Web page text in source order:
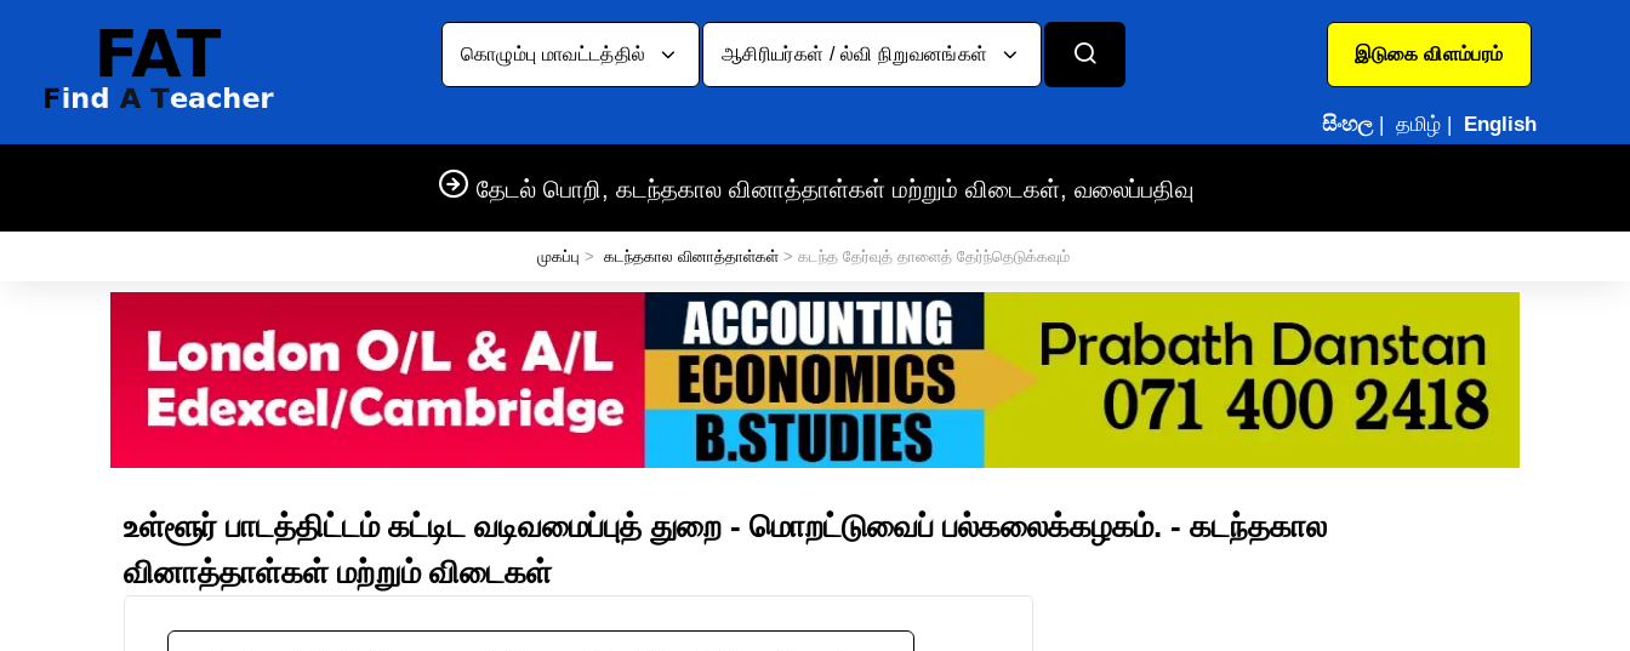
கொழும்பு மாவட்டத்தில் ஆசிரியர்கள் / ல்வி நிறுவனங்கள் இடுகை விளம்பரம்
සිංහල|தமிழ் | English
தேடல் பொறி, கடந்தகால வினாத்தாள்கள் மற்றும் விடைகள், வலைப்பதிவு
முகப்பு > கடந்தகால வினாத்தாள்கள்> கடந்த தேர்வுத் தாளைத் தேர்ந்தெடுக்கவும்
உள்ளூர் பாடத்திட்டம் கட்டிட வடிவமைப்புத் துறை - மொறட்டுவைப் பல்கலைக்கழகம். - கடந்தகால
வினாத்தாள்கள் மற்றும் விடைகள்